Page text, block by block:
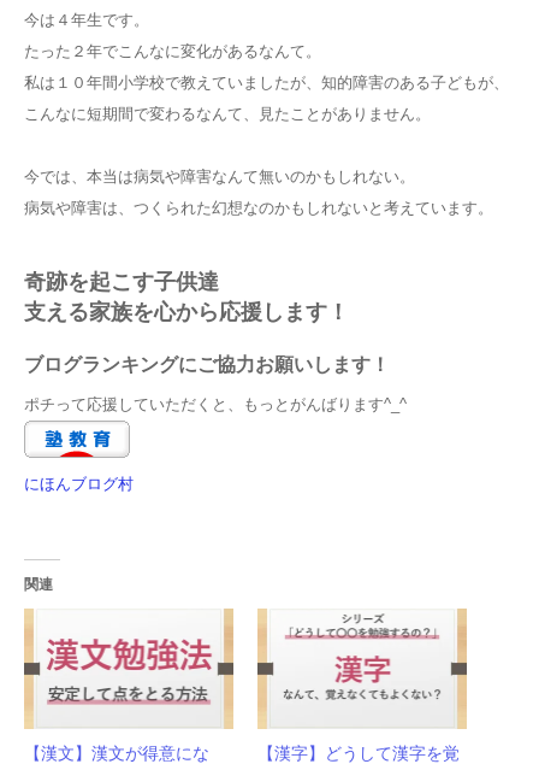
今は４年生です。
たった２年でこんなに変化があるなんて。
私は１０年間小学校で教えていましたが、知的障害のある子どもが、
こんなに短期間で変わるなんて、見たことがありません。
今では、本当は病気や障害なんて無いのかもしれない。
病気や障害は、つくられた幻想なのかもしれないと考えています。
奇跡を起こす子供達
支える家族を心から応援します！
ブログランキングにご協力お願いします！
ポチって応援していただくと、もっとがんばります^_^
にほんブログ村
関連
【漢文】漢文が得意にな
【漢字】どうして漢字を覚